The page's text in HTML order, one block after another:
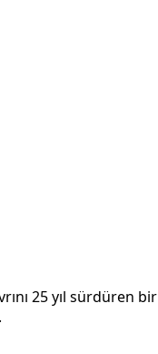
25 yıl sürdüren bir